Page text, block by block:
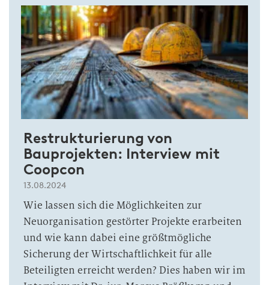
Restrukturierung von
Bauprojekten: Interview mit
Coopcon
13.08.2024
Wie lassen sich die Möglichkeiten zur
Neuorganisation gestörter Projekte erarbeiten
und wie kann dabei eine größtmögliche
Sicherung der Wirtschaftlichkeit für alle
Beteiligten erreicht werden? Dies haben wir im